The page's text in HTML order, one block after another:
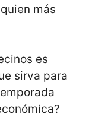
más
es
sirva para